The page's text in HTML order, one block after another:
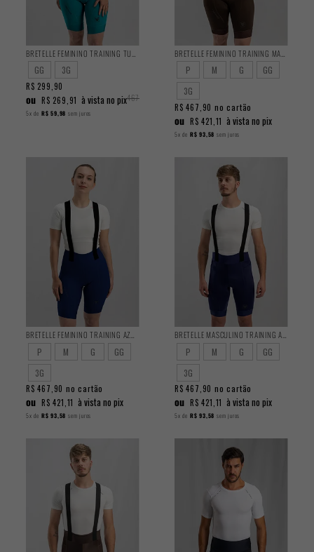
GG 3G
467,90
R$ 299,90
ou R$ 269,91 à vista no pix
5x de R$ 59,98 sem juros
P M G
GG
3G
R$ 467,90 no cartão
ou R$ 421,11 à vista no pix
5x de R$ 93,58 sem juros
BRETELLE FEMININO TRAINING AZUL 2025
P M G
GG
3G
R$ 467,90 no cartão
ou R$ 421,11 à vista no pix
5x de R$ 93,58 sem juros
BRETELLE MASCULINO TRAINING AZUL 2025
P M G
GG
3G
R$ 467,90 no cartão
ou R$ 421,11 à vista no pix
5x de R$ 93,58 sem juros